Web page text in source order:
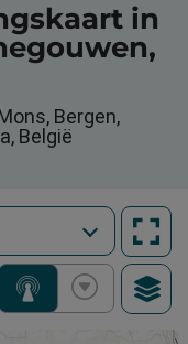
in
Bergen,
België